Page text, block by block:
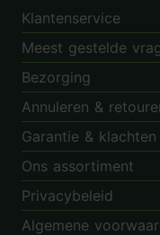
Klantenservice
Meest gestelde
Bezorging
Annuleren &
Garantie & klachten
Ons assortiment
Privacybeleid
Algemene